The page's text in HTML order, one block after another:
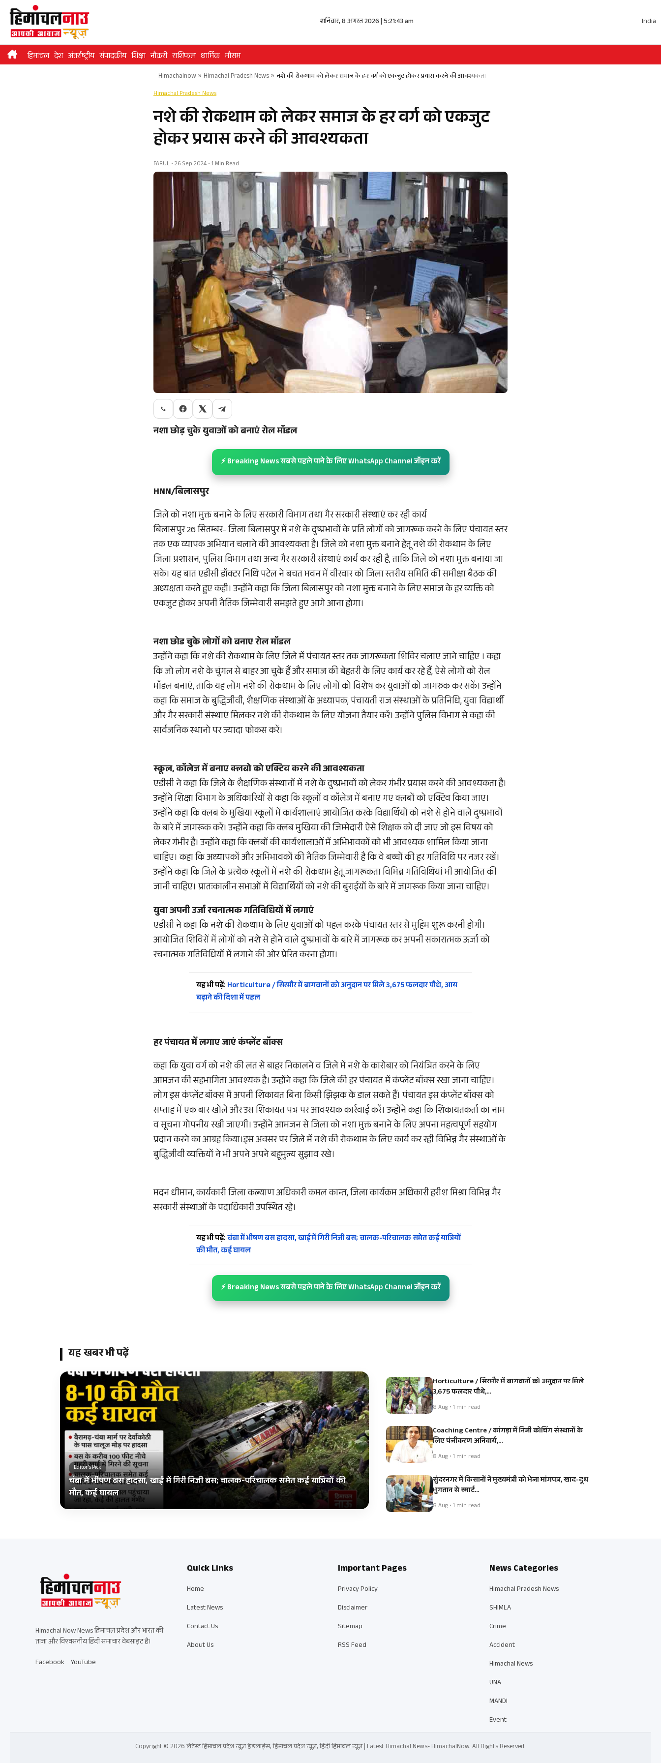
Skip
content
शनिवार, 8 अगस्त 2026 | 5:21:43 am India
हिमांचल देश अंतर्राष्ट्रीय संपादकीय शिक्षा नौकरी राशिफल धार्मिक मौसम
Himachalnow» Himachal Pradesh News» नशे की रोकथाम को लेकर समाज के हर वर्ग को एकजुट होकर प्रयास करने की आवश्यकता
Himachal Pradesh News
नशे की रोकथाम को लेकर समाज के हर वर्ग को एकजुट
होकर प्रयास करने की आवश्यकता
PARUL • 26 Sep 2024 • 1 Min Read
नशा छोड़ चुके युवाओं को बनाएं रोल मॉडल
⚡ Breaking News सबसे पहले पाने के लिए WhatsApp Channel जॉइन करें
HNN/बिलासपुर
जिले को नशा मुक्त बनाने के लिए सरकारी विभाग तथा गैर सरकारी संस्थाएं कर रही कार्य
बिलासपुर 26 सितम्बर- जिला बिलासपुर में नशे के दुष्प्रभावों के प्रति लोगों को जागरूक करने के लिए पंचायत स्तर
तक एक व्यापक अभियान चलाने की आवश्यकता है। जिले को नशा मुक्त बनाने हेतू नशे की रोकथाम के लिए
जिला प्रशासन, पुलिस विभाग तथा अन्य गैर सरकारी संस्थाएं कार्य कर रही है, ताकि जिले को नशा मुक्त बनाया जा
सके। यह बात एडीसी डॉक्टर निधि पटेल ने बचत भवन में वीरवार को जिला स्तरीय समिति की समीक्षा बैठक की
अध्यक्षता करते हुए कही। उन्होंने कहा कि जिला बिलासपुर को नशा मुक्त बनाने के लिए समाज के हर व्यक्ति को
एकजुट होकर अपनी नैतिक जिम्मेवारी समझते हुए आगे आना होगा।
नशा छोड चुके लोगों को बनाए रोल मॉडल
उन्होंने कहा कि नशे की रोकथाम के लिए जिले में पंचायत स्तर तक जागरूकता शिविर चलाए जाने चाहिए । कहा
कि जो लोग नशे के चुंगल से बाहर आ चुके हैं और समाज की बेहतरी के लिए कार्य कर रहे हैं, ऐसे लोगों को रोल
मॉडल बनाएं, ताकि यह लोग नशे की रोकथाम के लिए लोगों को विशेष कर युवाओं को जागरुक कर सकें। उन्होंने
कहा कि समाज के बुद्धिजीवी, शैक्षणिक संस्थाओं के अध्यापक, पंचायती राज संस्थाओं के प्रतिनिधि, युवा विद्यार्थी
और गैर सरकारी संस्थाएं मिलकर नशे की रोकथाम के लिए योजना तैयार करें। उन्होंने पुलिस विभाग से कहा की
सार्वजनिक स्थानो पर ज्यादा फोकस करें।
स्कूल, कॉलेज में बनाए क्लबो को एक्टिव करने की आवश्यकता
एडीसी ने कहा कि जिले के शैक्षणिक संस्थानों में नशे के दुष्प्रभावों को लेकर गंभीर प्रयास करने की आवश्यकता है।
उन्होंने शिक्षा विभाग के अधिकारियों से कहा कि स्कूलों व कॉलेज में बनाए गए क्लबों को एक्टिव किया जाए।
उन्होंने कहा कि क्लब के मुखिया स्कूलों में कार्यशालाएं आयोजित करके विद्यार्थियों को नशे से होने वाले दुष्प्रभावों
के बारे में जागरूक करें। उन्होंने कहा कि क्लब मुखिया की जिम्मेदारी ऐसे शिक्षक को दी जाए जो इस विषय को
लेकर गंभीर है। उन्होंने कहा कि क्लबों की कार्यशालाओं में अभिभावकों को भी आवश्यक शामिल किया जाना
चाहिए। कहा कि अध्यापकों और अभिभावकों की नैतिक जिम्मेवारी है कि वे बच्चों की हर गतिविधि पर नजर रखें।
उन्होंने कहा कि जिले के प्रत्येक स्कूलों में नशे की रोकथाम हेतू जागरूकता विभिन्न गतिविधियां भी आयोजित की
जानी चाहिए। प्रातःकालीन सभाओं में विद्यार्थियों को नशे की बुराईयों के बारे में जागरूक किया जाना चाहिए।
युवा अपनी उर्जा रचनात्मक गतिविधियों में लगाएं
एडीसी ने कहा कि नशे की रोकथाम के लिए युवाओं को पहल करके पंचायत स्तर से मुहिम शुरू करनी होगी।
आयोजित शिविरों में लोगों को नशे से होने वाले दुष्प्रभावों के बारे में जागरूक कर अपनी सकारात्मक ऊर्जा को
रचनात्मक गतिविधियों में लगाने की ओर प्रेरित करना होगा।
यह भी पढ़ें: Horticulture / सिरमौर में बागवानों को अनुदान पर मिले 3,675 फलदार पौधे, आय
बढ़ाने की दिशा में पहल
हर पंचायत में लगाए जाएं कंप्लेंट बॉक्स
कहा कि युवा वर्ग को नशे की लत से बाहर निकालने व जिले में नशे के कारोबार को नियंत्रित करने के लिए
आमजन की सहभागिता आवश्यक है। उन्होंने कहा कि जिले की हर पंचायत में कंप्लेंट बॉक्स रखा जाना चाहिए।
लोग इस कंप्लेंट बॉक्स में अपनी शिकायत बिना किसी झिझक के डाल सकते हैं। पंचायत इस कंप्लेंट बॉक्स को
सप्ताह में एक बार खोले और उस शिकायत पत्र पर आवश्यक कार्रवाई करें। उन्होंने कहा कि शिकायतकर्ता का नाम
व सूचना गोपनीय रखी जाएगी। उन्होंने आमजन से जिला को नशा मुक्त बनाने के लिए अपना महत्वपूर्ण सहयोग
प्रदान करने का आग्रह किया।इस अवसर पर जिले में नशे की रोकथाम के लिए कार्य कर रही विभिन्न गैर संस्थाओं के
बुद्धिजीवी व्यक्तियों ने भी अपने अपने बहूमुल्य सुझाव रखे।
मदन धीमान, कार्यकारी जिला कल्याण अधिकारी कमल कान्त, जिला कार्यक्रम अधिकारी हरीश मिश्रा विभिन्न गैर
सरकारी संस्थाओं के पदाधिकारी उपस्थित रहे।
यह भी पढ़ें:चंबा में भीषण बस हादसा, खाई में गिरी निजी बस; चालक-परिचालक समेत कई यात्रियों
की मौत, कई घायल
⚡ Breaking News सबसे पहले पाने के लिए WhatsApp Channel जॉइन करें
यह खबर भी पढ़ें
Editor's Pick
चंबा में भीषण बस हादसा, खाई में गिरी निजी बस; चालक-परिचालक समेत कई यात्रियों की
मौत, कई घायल
Horticulture / सिरमौर में बागवानों को अनुदान पर मिले
3,675 फलदार पौधे,…
8 Aug • 1 min read
Coaching Centre / कांगड़ा में निजी कोचिंग संस्थानों के
लिए पंजीकरण अनिवार्य,…
8 Aug • 1 min read
सुंदरनगर में किसानों ने मुख्यमंत्री को भेजा मांगपत्र, खाद-दूध
भुगतान से स्मार्ट…
8 Aug • 1 min read
Himachal Now News हिमाचल प्रदेश और भारत की
ताज़ा और विश्वसनीय हिंदी समाचार वेबसाइट है।
Facebook YouTube
Quick Links
Home
Latest News
Contact Us
About Us
Important Pages
Privacy Policy
Disclaimer
Sitemap
RSS Feed
News Categories
Himachal Pradesh News
SHIMLA
Crime
Accident
Himachal News
UNA
MANDI
Event
Copyright © 2026 लेटेस्ट हिमाचल प्रदेश न्यूज़ हेडलाइंस, हिमाचल प्रदेश न्यूज़, हिंदी हिमाचल न्यूज़ | Latest Himachal News- HimachalNow. All Rights Reserved.